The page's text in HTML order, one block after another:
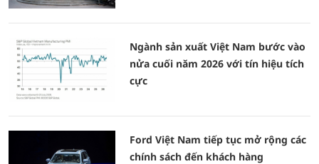
Ngành sản xuất Việt Nam bước vào
nửa cuối năm 2026 với tín hiệu tích
cực
Ford Việt Nam tiếp tục mở rộng các
chính sách đến khách hàng